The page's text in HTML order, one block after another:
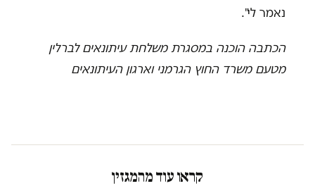
נאמר לי".
הכתבה הוכנה במסגרת משלחת עיתונאים לברלין
מטעם משרד החוץ הגרמני וארגון העיתונאים
קראו עוד מהמגזין